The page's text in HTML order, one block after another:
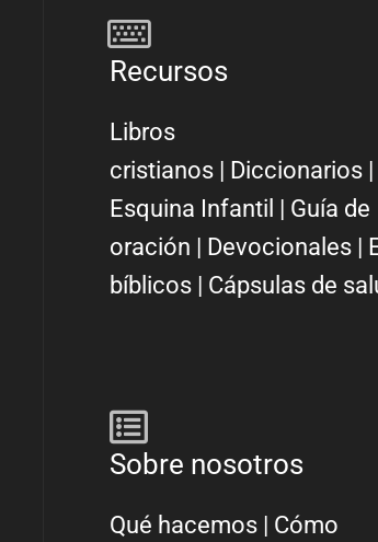
Recursos
Libros
cristianos| Diccionarios|
Esquina Infantil | Guía de
oración | Devocionales|
bíblicos| Cápsulas de
Sobre nosotros
Qué hacemos| Cómo